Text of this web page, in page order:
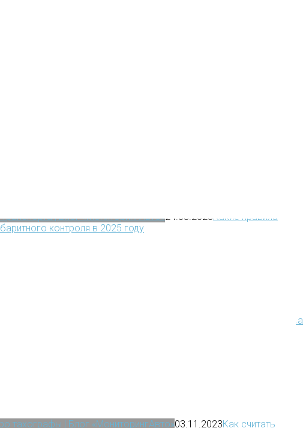
| Блог «МониторингАвто»24.08.2025Какие правила
контроля в 2025 году
Водительские права
тахографы | Блог «МониторингАвто»03.11.2023Как считать